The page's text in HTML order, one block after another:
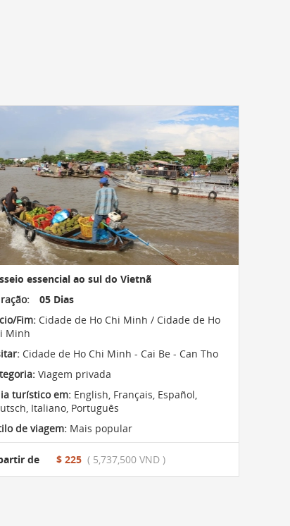
essencial ao sul do Vietnã
05 Dias
Fim:Cidade de Ho Chi Minh / Cidade de Ho
Minh
Cidade de Ho Chi Minh - Cai Be - Can Tho
Viagem privada
turístico em:English, Français, Español,
Italiano, Português
de viagem:Mais popular
de $ 225 ( 5,737,500 VND )